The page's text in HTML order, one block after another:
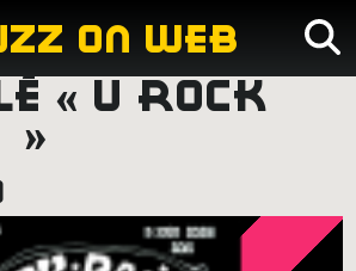
on web